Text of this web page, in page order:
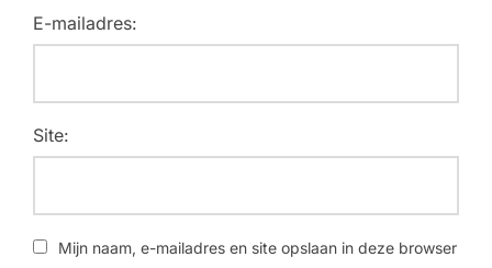
E-mailadres:
Site:
Mijn naam, e-mailadres en site opslaan in deze browser